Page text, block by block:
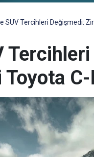
SUV Tercihleri Değişmedi: